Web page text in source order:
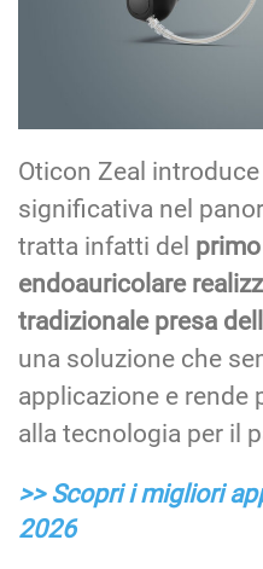
Oticon Zeal
significativa nel
tratta infatti del
endoauricolare
tradizionale presa
una soluzione che
applicazione e rende
alla tecnologia per il
>> Scopri i migliori
2026